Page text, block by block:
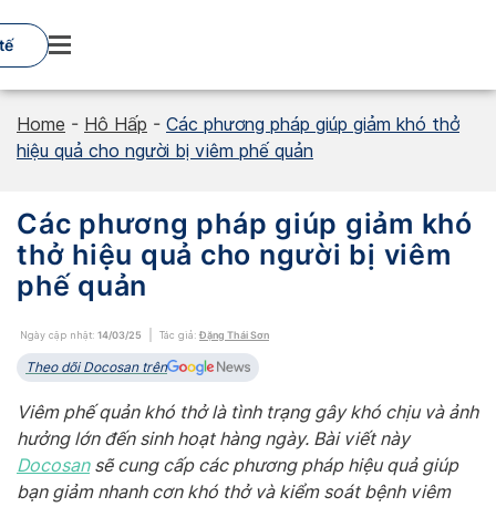
to
content
Home - Hô Hấp - Các phương pháp giúp giảm khó thở
hiệu quả cho người bị viêm phế quản
Các phương pháp giúp giảm khó
thở hiệu quả cho người bị viêm
phế quản
Ngày cập nhật: 14/03/25 Tác giả: Đặng Thái Sơn
Theo dõi Docosan trên
Viêm phế quản khó thở là tình trạng gây khó chịu và ảnh
hưởng lớn đến sinh hoạt hàng ngày. Bài viết này
Docosansẽ cung cấp các phương pháp hiệu quả giúp
bạn giảm nhanh cơn khó thở và kiểm soát bệnh viêm